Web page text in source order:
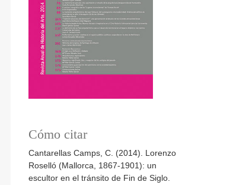
Cómo citar
Cantarellas Camps, C. (2014). Lorenzo
Roselló (Mallorca, 1867-1901): un
escultor en el tránsito de Fin de Siglo.